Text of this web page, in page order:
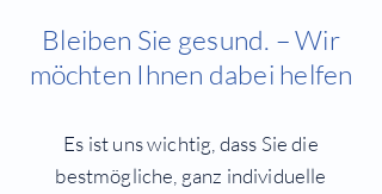
Bleiben Sie gesund. – Wir
möchten Ihnen dabei helfen
Es ist uns wichtig, dass Sie die
bestmögliche, ganz individuelle